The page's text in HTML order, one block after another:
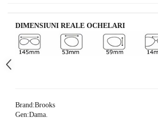
DIMENSIUNI REALE OCHELARI
Brand:Brooks
Gen:Dama.